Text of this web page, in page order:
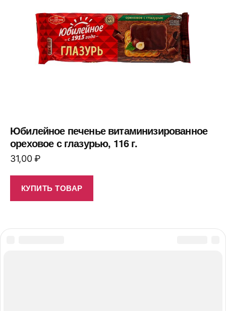
Юбилейное печенье витаминизированное
ореховое с глазурью, 116 г.
31,00₽
КУПИТЬ ТОВАР